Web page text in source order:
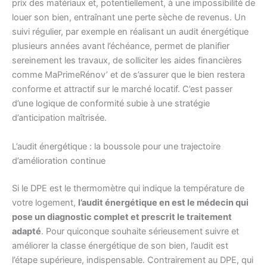
prix des matériaux et, potentiellement, à une impossibilité de
louer son bien, entraînant une perte sèche de revenus. Un
suivi régulier, par exemple en réalisant un audit énergétique
plusieurs années avant l’échéance, permet de planifier
sereinement les travaux, de solliciter les aides financières
comme MaPrimeRénov’ et de s’assurer que le bien restera
conforme et attractif sur le marché locatif. C’est passer
d’une logique de conformité subie à une stratégie
d’anticipation maîtrisée.
L’audit énergétique : la boussole pour une trajectoire
d’amélioration continue
Si le DPE est le thermomètre qui indique la température de
votre logement, l’audit énergétique en est le médecin qui
pose un diagnostic complet et prescrit le traitement
adapté. Pour quiconque souhaite sérieusement suivre et
améliorer la classe énergétique de son bien, l’audit est
l’étape supérieure, indispensable. Contrairement au DPE, qui